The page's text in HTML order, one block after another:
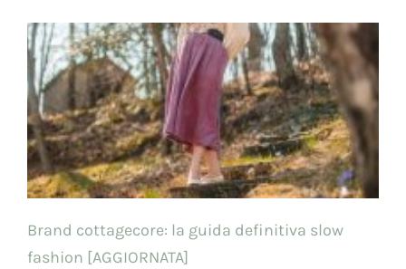
Brand cottagecore: la guida definitiva slow
fashion [AGGIORNATA]